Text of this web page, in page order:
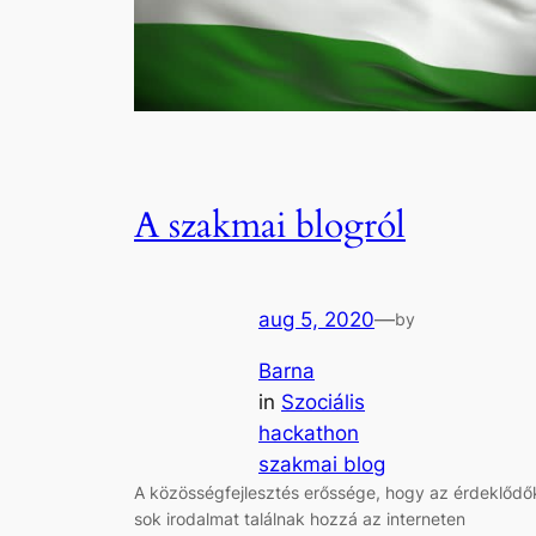
A szakmai blogról
aug 5, 2020—by
Barna
in Szociális
hackathon
szakmai blog
A közösségfejlesztés erőssége, hogy az
sok irodalmat találnak hozzá az interneten